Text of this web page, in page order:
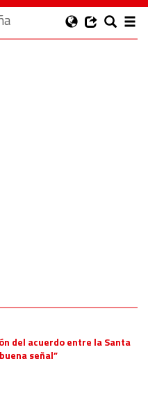
del acuerdo entre la Santa
señal”